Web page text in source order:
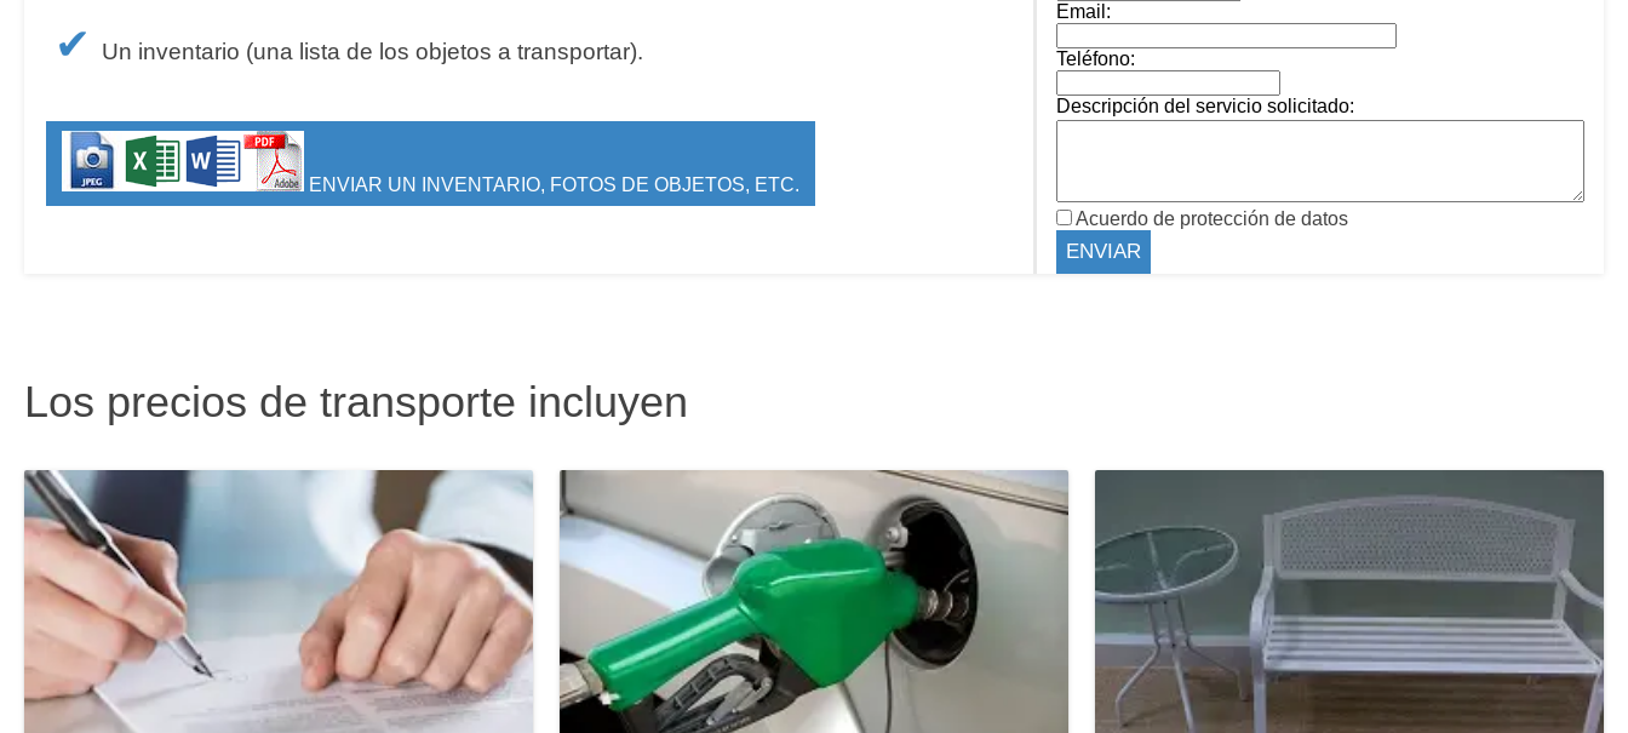
✔ Un inventario (una lista de los objetos a transportar).
ENVIAR UN INVENTARIO, FOTOS DE OBJETOS, ETC.
Email:
Teléfono:
Descripción del servicio solicitado:
Acuerdo de protección de datos
Los precios de transporte incluyen